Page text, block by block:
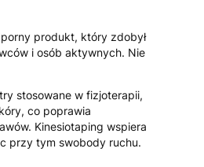
produkt, który zdobył
i osób aktywnych. Nie
stosowane w fizjoterapii,
co poprawia
Kinesiotaping wspiera
przy tym swobody ruchu.